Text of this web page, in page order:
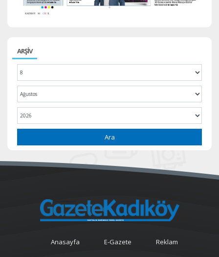
ARŞİV
Ara
Anasayfa E-Gazete Reklam